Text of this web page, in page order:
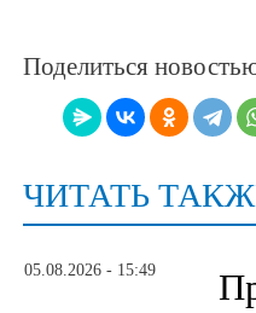
Поделиться
ЧИТАТЬ
05.08.2026 - 15:49